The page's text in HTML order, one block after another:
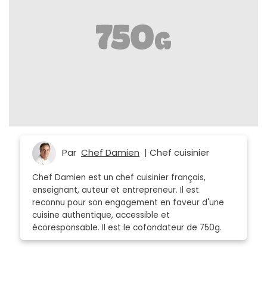
Par Chef Damien | Chef cuisinier
Chef Damien est un chef cuisinier français,
enseignant, auteur et entrepreneur. Il est
reconnu pour son engagement en faveur d'une
cuisine authentique, accessible et
écoresponsable. Il est le cofondateur de 750g.